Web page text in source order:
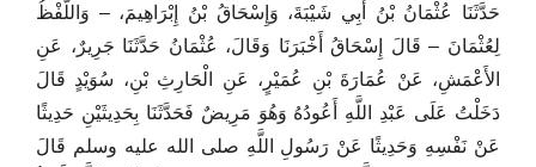
حَدَّثَنَا عُثْمَانُ بْنُ أَبِي شَيْبَةَ، وَإِسْحَاقُ بْنُ إِبْرَاهِيمَ، – وَاللَّفْظُ
لِعُثْمَانَ – قَالَ إِسْحَاقُ أَخْبَرَنَا وَقَالَ، عُثْمَانُ حَدَّثَنَا جَرِيرٌ، عَنِ
الأَعْمَشِ، عَنْ عُمَارَةَ بْنِ عُمَيْرٍ، عَنِ الْحَارِثِ بْنِ، سُوَيْدٍ قَالَ
دَخَلْتُ عَلَى عَبْدِ اللَّهِ أَعُودُهُ وَهُوَ مَرِيضٌ فَحَدَّثَنَا بِحَدِيثَيْنِ حَدِيثًا
عَنْ نَفْسِهِ وَحَدِيثًا عَنْ رَسُولِ اللَّهِ صلى الله عليه وسلم قَالَ